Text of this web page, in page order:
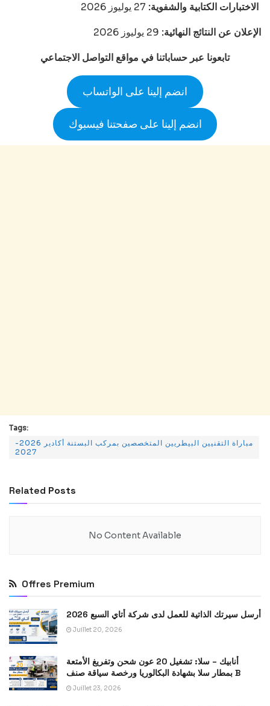
الاختبارات الكتابية والشفوية:
الإعلان عن النتائج النهائية:
تابعونا عبر حساباتنا في مواقع التواصل الاجتماعي
انضم إلينا على الواتساب
انضم إلينا على صفحتنا فيسبوك
Tags:
مباراة التقنيين البيطريين المتخصصين بمركب البستنة أكادير 2026-
2027
Related Posts
No Content Available
Offres Premium
أرسل سيرتك الذاتية للعمل لدى شركة أتاي السبع 2026
Juillet 20, 2026
أنابيك – سلا: تشغيل 20 عون شحن وتفريغ الأمتعة
بمطار سلا بشهادة البكالوريا ورخصة سياقة صنف B
Juillet 23, 2026